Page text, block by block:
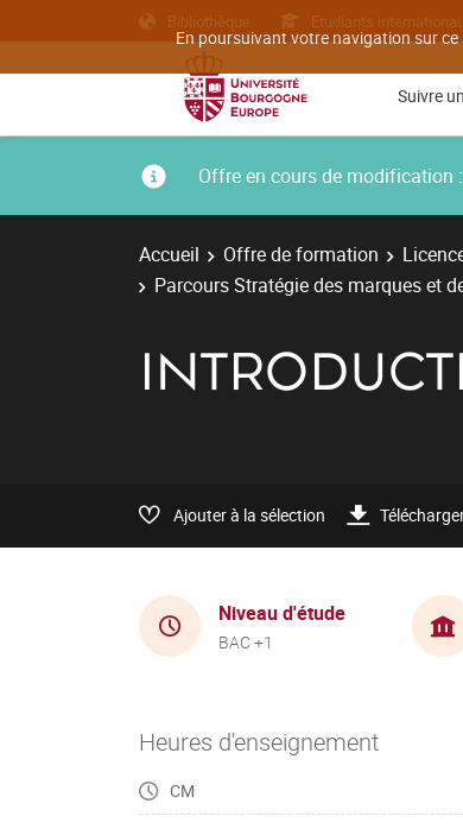
En poursuivant votre navigation sur
Bibliothèque Etudiants internationaux
Suivre
Offre en cours de modification
Accueil Offre de formation
Parcours Stratégie des marques et
Ajouter à la sélection
Niveau d'étude
BAC +1
Heures d'enseignement
CM